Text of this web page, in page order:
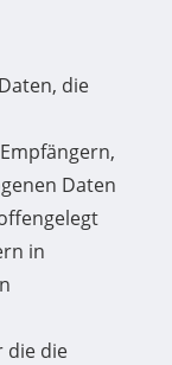
die
Daten
in
die die